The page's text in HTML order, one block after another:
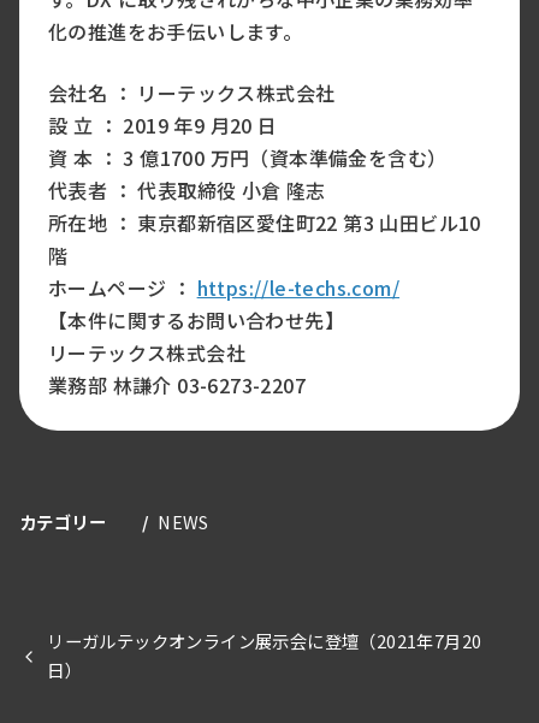
化の推進をお手伝いします。
会社名 ： リーテックス株式会社
設 立 ： 2019 年9 月20 日
資 本 ： 3 億1700 万円（資本準備金を含む）
代表者 ： 代表取締役 小倉 隆志
所在地 ： 東京都新宿区愛住町22 第3 山田ビル10
階
ホームページ ： https://le-techs.com/
【本件に関するお問い合わせ先】
リーテックス株式会社
業務部 林謙介 03-6273-2207
カテゴリー NEWS
リーガルテックオンライン展示会に登壇（2021年7月20
日）